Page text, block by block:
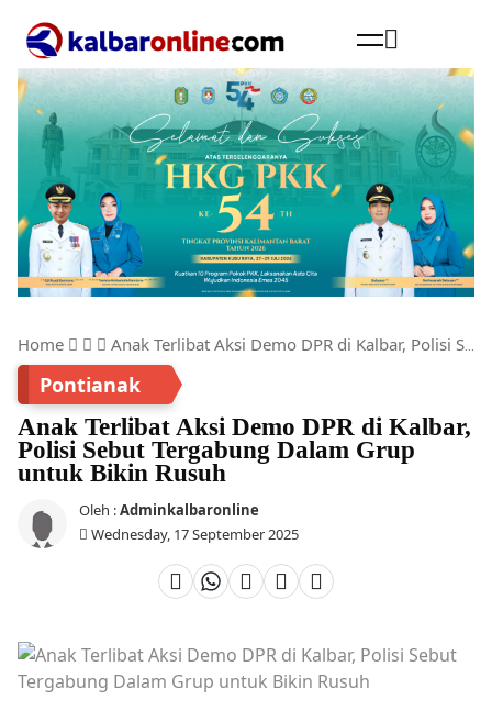
Cari
Home Anak Terlibat Aksi Demo DPR di Kalbar, Polisi Sebut Tergabung Dalam Grup untuk Bikin Rusuh
Pontianak
Anak Terlibat Aksi Demo DPR di Kalbar,
Polisi Sebut Tergabung Dalam Grup
untuk Bikin Rusuh
Oleh :Adminkalbaronline
Wednesday, 17 September 2025